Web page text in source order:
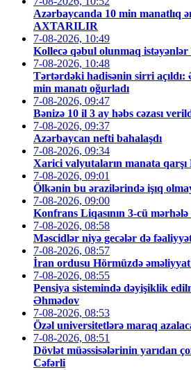
Azərbaycanda 10 min manatlıq
AXTARILIR
7-08-2026, 10:49
Kollecə qəbul olunmaq
7-08-2026, 10:48
Tərtərdəki hadisənin sirri açıldı:
min manatı oğurladı
7-08-2026, 09:47
Bənizə 10 il 3 ay həbs cəzası
7-08-2026, 09:37
Azərbaycan nefti bahalaşdı
7-08-2026, 09:34
Xarici valyutaların manata
7-08-2026, 09:01
Ölkənin bu ərazilərində işıq
7-08-2026, 09:00
Konfrans Liqasının 3-cü
7-08-2026, 08:58
Məscidlər niyə gecələr də
7-08-2026, 08:57
İran ordusu Hörmüzdə
7-08-2026, 08:55
Pensiya sistemində dəyişiklik
Əhmədov
7-08-2026, 08:53
Özəl universitetlərə maraq
7-08-2026, 08:51
Dövlət müəssisələrinin yarıdan
Cəfərli